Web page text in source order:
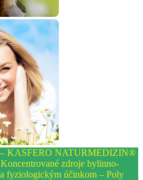
– KASFERO NATURMEDIZIN®
zdroje bylinno-
fyziologickým účinkom – Poly